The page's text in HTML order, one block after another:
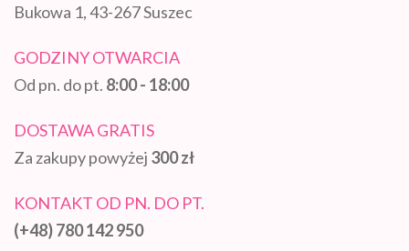
Bukowa 1, 43-267 Suszec
GODZINY OTWARCIA
Od pn. do pt. 8:00 - 18:00
DOSTAWA GRATIS
Za zakupy powyżej 300 zł
KONTAKT OD PN. DO PT.
(+48) 780 142 950